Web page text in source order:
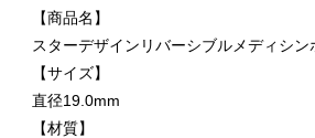
【商品名】
スターデザインリバーシブルメディシ
【サイズ】
直径19.0mm
【材質】